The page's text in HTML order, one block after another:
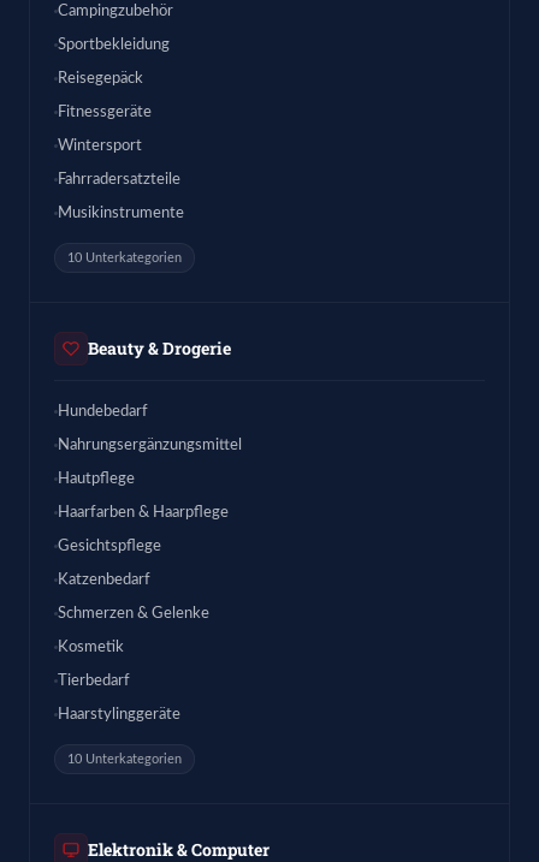
Campingzubehör
Sportbekleidung
Reisegepäck
Fitnessgeräte
Wintersport
Fahrradersatzteile
Musikinstrumente
10 Unterkategorien
Beauty & Drogerie
Hundebedarf
Nahrungsergänzungsmittel
Hautpflege
Haarfarben & Haarpflege
Gesichtspflege
Katzenbedarf
Schmerzen & Gelenke
Kosmetik
Tierbedarf
Haarstylinggeräte
10 Unterkategorien
Elektronik & Computer